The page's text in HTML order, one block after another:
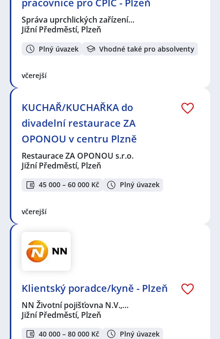
pracovnice pro CPIC - Plzeň
Správa uprchlických zařízení…
Jižní Předměstí, Plzeň
Plný úvazek Vhodné také pro absolventy
včerejší
KUCHAŘ/KUCHAŘKA do
divadelní restaurace ZA
OPONOU v centru Plzně
Restaurace ZA OPONOU s.r.o.
Jižní Předměstí, Plzeň
45 000 – 60 000 Kč Plný úvazek
včerejší
Klientský poradce/kyně - Plzeň
NN Životní pojišťovna N.V.,…
Jižní Předměstí, Plzeň
40 000 – 80 000 Kč Plný úvazek